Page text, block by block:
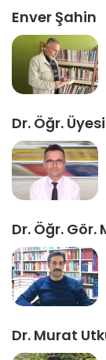
Enver Şahin
Dr. Öğr.
Dr. Öğr.
Dr. Murat